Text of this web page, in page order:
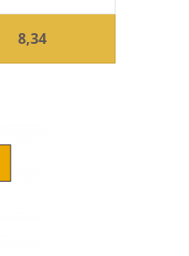
8,34